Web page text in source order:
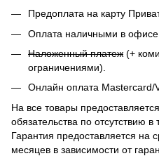
Предоплата на карту
Оплата наличными в офисе
Наложенный платеж (+
ограничениями).
Онлайн оплата Mastercard/
На все товары
обязательства по отсутствию в
Гарантия предоставляется на
месяцев в зависимости от